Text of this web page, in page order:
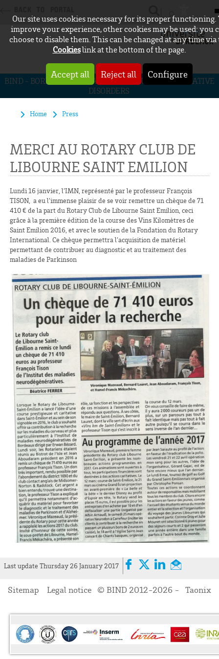
Our site uses cookies necessary for its proper functioning.
improve your experience, other cookies may be used: you
choose to disable them. This can be changed at any time via
Cookieslink at the bottom of the page.
Accept all Reject all Configure
CONNEXION
BIND - BORDEAUX INITIATIVE FOR NEURODEGENERATIVE
DISORDERS
Home Press
MERCI AU ROTARY CLUB DE
LIBOURNE SAINT EMILION
Lundi 16 janvier, l’IMN, représenté par le professeur François
TISON, a eu l’immense plaisir de se voir remettre un chèque de 71
410 € de la part du Rotary Club de Libourne Saint Emilion, ceci
grâce à la première édition de la course des Vins Kilomètres de
Saint Emilion 2016, et avec le soutien de la Fondation du Rotary
International. Ce chèque permettra l’acquisition de matériel
permettant de contribuer au diagnostic et au traitement des
maladies de Parkinson
Last update Thursday 26 January 2017
Sitemap Legal notice © BIND 2012-2026 - Taonix